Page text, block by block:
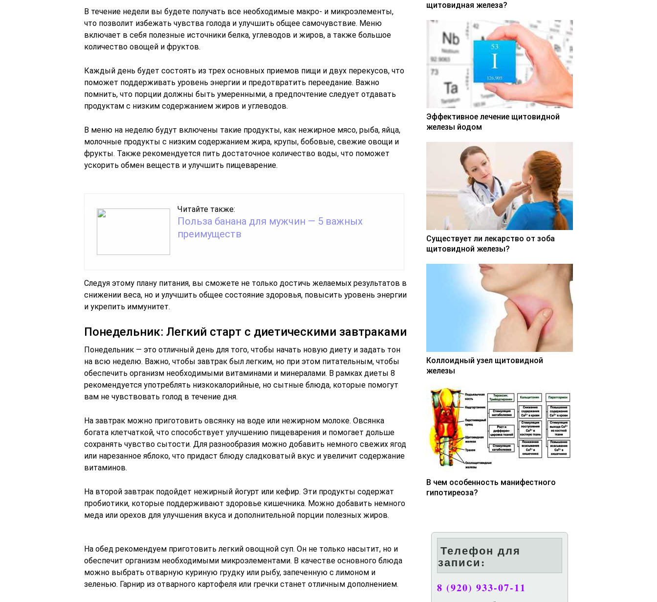
В течение недели вы будете получать все необходимые макро- и микроэлементы,
что позволит избежать чувства голода и улучшить общее самочувствие. Меню
включает в себя полезные источники белка, углеводов и жиров, а также большое
количество овощей и фруктов.
Каждый день будет состоять из трех основных приемов пищи и двух перекусов, что
поможет поддерживать уровень энергии и предотвратить переедание. Важно
помнить, что порции должны быть умеренными, а предпочтение следует отдавать
продуктам с низким содержанием жиров и углеводов.
В меню на неделю будут включены такие продукты, как нежирное мясо, рыба, яйца,
молочные продукты с низким содержанием жира, крупы, бобовые, свежие овощи и
фрукты. Также рекомендуется пить достаточное количество воды, что поможет
ускорить обмен веществ и улучшить пищеварение.
Читайте также:
Польза банана для мужчин — 5 важных
преимуществ
Следуя этому плану питания, вы сможете не только достичь желаемых результатов в
снижении веса, но и улучшить общее состояние здоровья, повысить уровень энергии
и укрепить иммунитет.
Понедельник: Легкий старт с диетическими завтраками
Понедельник — это отличный день для того, чтобы начать новую диету и задать тон
на всю неделю. Важно, чтобы завтрак был легким, но при этом питательным, чтобы
обеспечить организм необходимыми витаминами и минералами. В рамках диеты 8
рекомендуется употреблять низкокалорийные, но сытные блюда, которые помогут
вам не чувствовать голод в течение дня.
На завтрак можно приготовить овсянку на воде или нежирном молоке. Овсянка
богата клетчаткой, что способствует улучшению пищеварения и помогает дольше
сохранять чувство сытости. Для разнообразия можно добавить немного свежих ягод
или нарезанное яблоко, что придаст блюду сладковатый вкус и увеличит содержание
витаминов.
На второй завтрак подойдет нежирный йогурт или кефир. Эти продукты содержат
пробиотики, которые поддерживают здоровье кишечника. Можно добавить немного
меда или орехов для улучшения вкуса и дополнительной порции полезных жиров.
На обед рекомендуем приготовить легкий овощной суп. Он не только насытит, но и
обеспечит организм необходимыми микроэлементами. В качестве основного блюда
можно выбрать отварную куриную грудку или рыбу, запеченную с лимоном и
зеленью. Гарнир из отварного картофеля или гречки станет отличным дополнением.
щитовидная железа?
Эффективное лечение щитовидной
железы йодом
Существует ли лекарство от зоба
щитовидной железы?
Коллоидный узел щитовидной
железы
В чем особенность манифестного
гипотиреоза?
Телефон для
записи:
8 (920) 933-07-11